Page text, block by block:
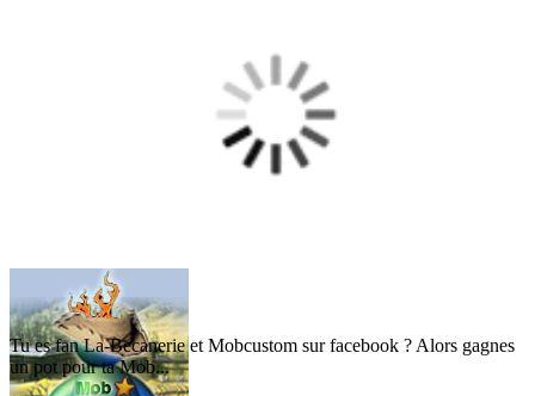
Tu es fan La-Becanerie et Mobcustom sur facebook ? Alors gagnes
un pot pour ta Mob...